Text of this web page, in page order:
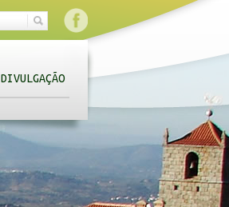
DIVULGAÇÃO